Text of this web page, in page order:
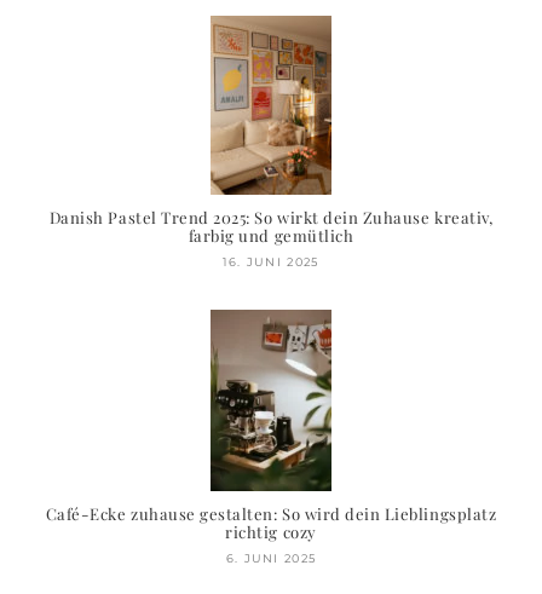
Danish Pastel Trend 2025: So wirkt dein Zuhause kreativ,
farbig und gemütlich
16. JUNI 2025
Café-Ecke zuhause gestalten: So wird dein Lieblingsplatz
richtig cozy
6. JUNI 2025